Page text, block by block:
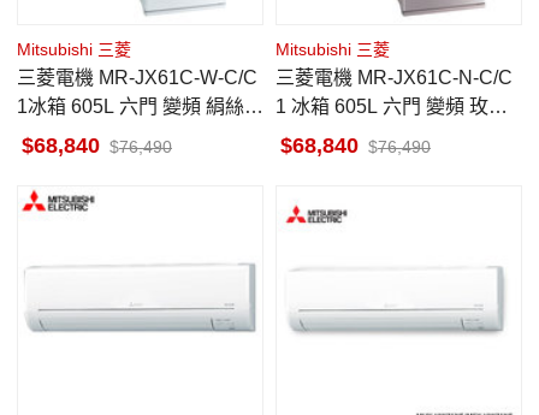
Mitsubishi 三菱
三菱電機 MR-JX61C-W-C/C
1冰箱 605L 六門 變頻 絹絲白
日本原裝
68,840 76,490
Mitsubishi 三菱
三菱電機 MR-JX61C-N-C/C
1 冰箱 605L 六門 變頻 玫瑰
金 日本原裝
68,840 76,490